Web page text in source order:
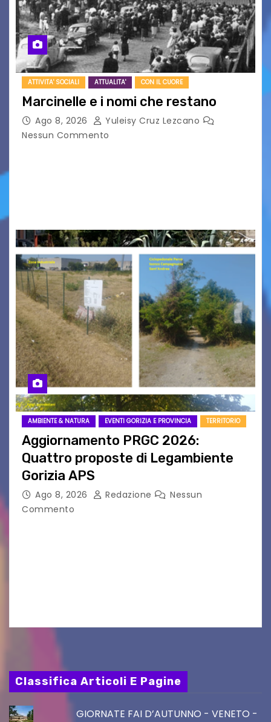
ATTIVITA' SOCIALI ATTUALITA' CON IL CUORE
Marcinelle e i nomi che restano
Ago 8, 2026
Yuleisy Cruz Lezcano
Nessun Commento
AMBIENTE & NATURA EVENTI GORIZIA E PROVINCIA TERRITORIO
Aggiornamento PRGC 2026:
Quattro proposte di Legambiente
Gorizia APS
Ago 8, 2026 Redazione
Nessun
Commento
Classifica Articoli E Pagine
GIORNATE FAI D’AUTUNNO - VENETO -